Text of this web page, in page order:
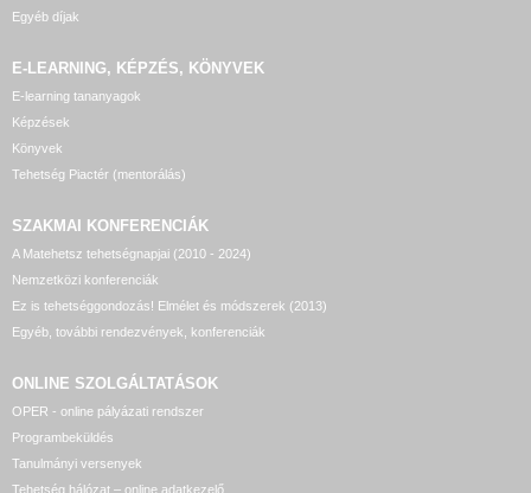
Egyéb díjak
E-LEARNING, KÉPZÉS, KÖNYVEK
E-learning tananyagok
Képzések
Könyvek
Tehetség Piactér (mentorálás)
SZAKMAI KONFERENCIÁK
A Matehetsz tehetségnapjai (2010 - 2024)
Nemzetközi konferenciák
Ez is tehetséggondozás! Elmélet és módszerek (2013)
Egyéb, további rendezvények, konferenciák
ONLINE SZOLGÁLTATÁSOK
OPER - online pályázati rendszer
Programbeküldés
Tanulmányi versenyek
Tehetség hálózat – online adatkezelő